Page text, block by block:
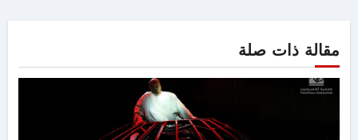
مقالة ذات صلة